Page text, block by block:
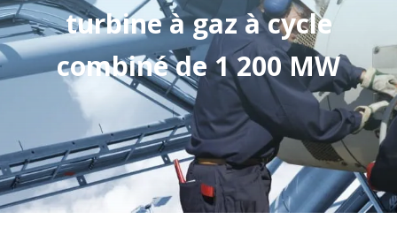
turbine à gaz à cycle
combiné de 1 200 MW